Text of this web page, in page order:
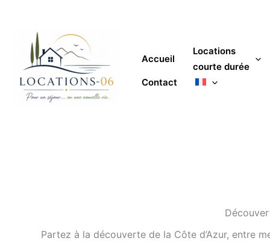
contenu
Accueil
Locations
courte durée
Contact
Partez à la découverte de la Côte d’Azur, entre